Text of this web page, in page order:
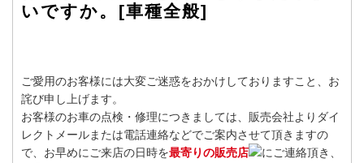
いですか。[車種全般]
ご愛用のお客様には大変ご迷惑をおかけしておりますこと、お
詫び申し上げます。
お客様のお車の点検・修理につきましては、販売会社よりダイ
レクトメールまたは電話連絡などでご案内させて頂きますの
で、お早めにご来店の日時を最寄りの販売店
にご連絡頂き、